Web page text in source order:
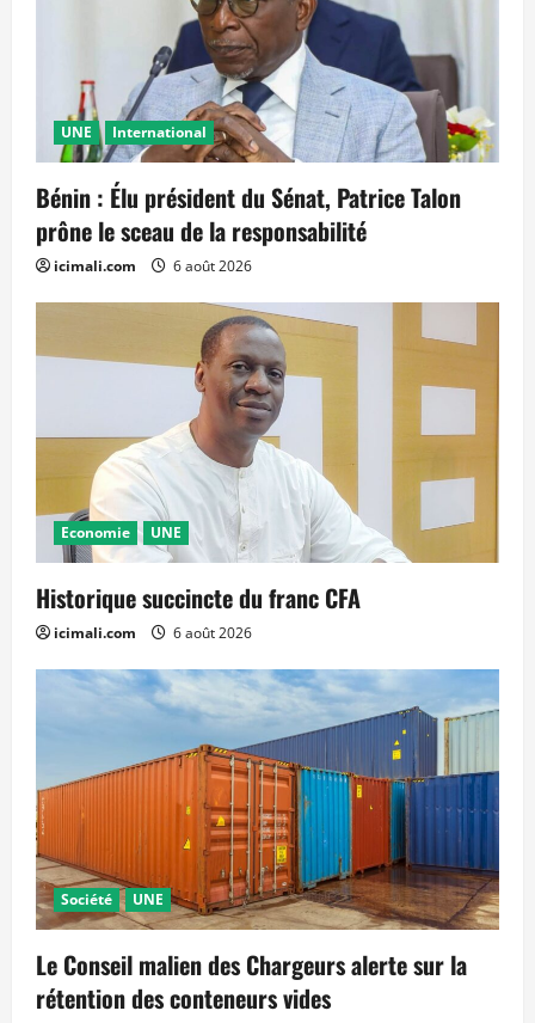
UNE International
Bénin : Élu président du Sénat, Patrice Talon
prône le sceau de la responsabilité
icimali.com 6 août 2026
Economie UNE
Historique succincte du franc CFA
icimali.com 6 août 2026
Société UNE
Le Conseil malien des Chargeurs alerte sur la
rétention des conteneurs vides